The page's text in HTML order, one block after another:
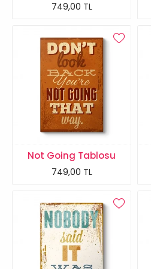
749,00 TL
Not Going Tablosu
749,00 TL